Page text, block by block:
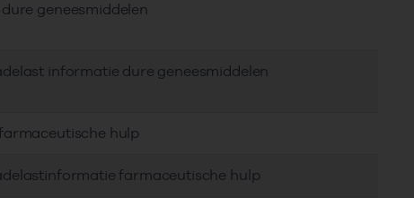
geneesmiddelen
informatie dure geneesmiddelen
hulp
farmaceutische hulp